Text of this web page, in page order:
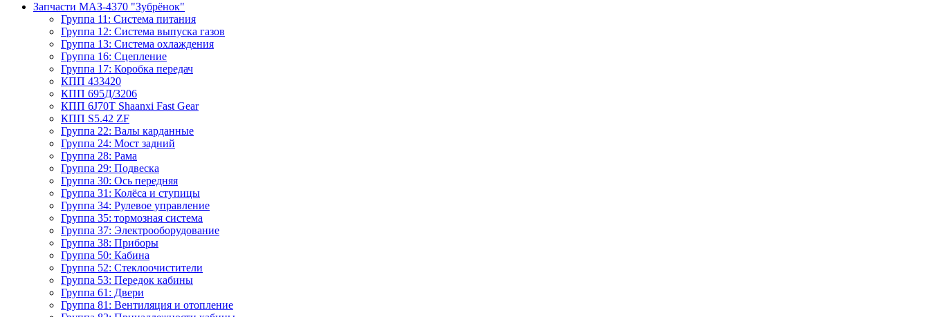
Запчасти МАЗ-4370 "Зубрёнок"
Группа 11: Система питания
Группа 12: Система выпуска газов
Группа 13: Система охлаждения
Группа 16: Сцепление
Группа 17: Коробка передач
КПП 433420
КПП 695Д/3206
КПП 6J70T Shaanxi Fast Gear
КПП S5.42 ZF
Группа 22: Валы карданные
Группа 24: Мост задний
Группа 28: Рама
Группа 29: Подвеска
Группа 30: Ось передняя
Группа 31: Колёса и ступицы
Группа 34: Рулевое управление
Группа 35: тормозная система
Группа 37: Электрооборудование
Группа 38: Приборы
Группа 50: Кабина
Группа 52: Стеклоочистители
Группа 53: Передок кабины
Группа 61: Двери
Группа 81: Вентиляция и отопление